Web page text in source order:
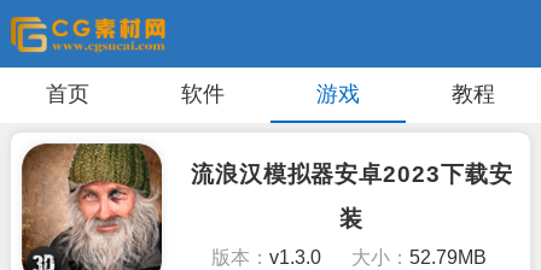
首页 软件 游戏 教程
流浪汉模拟器安卓2023下载安
装
版本： v1.3.0 大小：52.79MB